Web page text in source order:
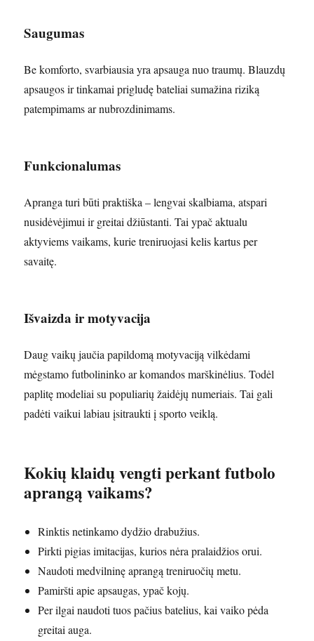
Saugumas
Be komforto, svarbiausia yra apsauga nuo traumų. Blauzdų
apsaugos ir tinkamai prigludę bateliai sumažina riziką
patempimams ar nubrozdinimams.
Funkcionalumas
Apranga turi būti praktiška – lengvai skalbiama, atspari
nusidėvėjimui ir greitai džiūstanti. Tai ypač aktualu
aktyviems vaikams, kurie treniruojasi kelis kartus per
savaitę.
Išvaizda ir motyvacija
Daug vaikų jaučia papildomą motyvaciją vilkėdami
mėgstamo futbolininko ar komandos marškinėlius. Todėl
paplitę modeliai su populiarių žaidėjų numeriais. Tai gali
padėti vaikui labiau įsitraukti į sporto veiklą.
Kokių klaidų vengti perkant futbolo
aprangą vaikams?
Rinktis netinkamo dydžio drabužius.
Pirkti pigias imitacijas, kurios nėra pralaidžios orui.
Naudoti medvilninę aprangą treniruočių metu.
Pamiršti apie apsaugas, ypač kojų.
Per ilgai naudoti tuos pačius batelius, kai vaiko pėda
greitai auga.